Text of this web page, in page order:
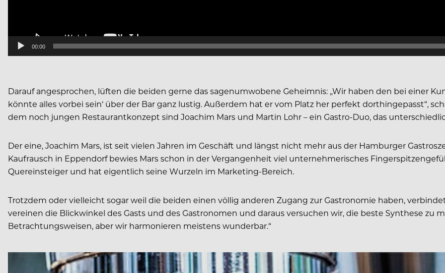
00:00
Darauf angesprochen, lüften die beiden gerne das sagenumwobene Geheimnis: „Wir haben den bei einer
könnte alles vorbei sein‘ über der Bar ganz lustig. Außerdem hat er vom Platz her perfekt dorthingepasst“,
dem noch jungen Restaurantkonzept sind Joachim Mars und Martin Lohr – ein Gastro-Duo, das
Der eine, Joachim Mars, ist seit vielen Jahren im Geschäft und längst nicht mehr aus der Hamburger
Kaufrausch in Eppendorf bewies Mars schon in der Vergangenheit viel unternehmerisches
Quereinsteiger und hat eigentlich seine Wurzeln im Marketing-Bereich.
Trotzdem oder vielleicht sogar weil die beiden einen völlig anderen Zugang zur Gastronomie haben,
vereinen die Blickwinkel des Gasts und des Gastronomen und daraus versuchen wir, die beste Synthese zu
Betrachtungsweisen, aber wir harmonieren meistens wunderbar.“